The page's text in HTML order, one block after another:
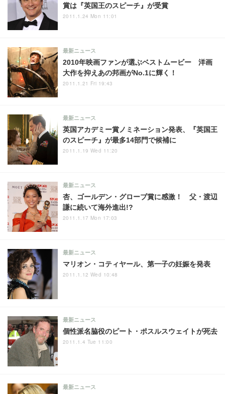
賞は『英国王のスピーチ』が受賞
2011.1.24 Mon 11:01
2010年映画ファンが選ぶベストムービー 洋画
大作を抑えあの邦画がNo.1に輝く！
最新ニュース
2011.1.21 Fri 19:43
英国アカデミー賞ノミネーション発表、『英国王
のスピーチ』が最多14部門で候補に
最新ニュース
2011.1.19 Wed 11:20
杏、ゴールデン・グローブ賞に感激！ 父・渡辺
謙に続いて海外進出!?
最新ニュース
2011.1.17 Mon 17:03
マリオン・コティヤール、第一子の妊娠を発表
最新ニュース
2011.1.12 Wed 10:48
個性派名脇役のピート・ポスルスウェイトが死去
最新ニュース
2011.1.4 Tue 11:00
最新ニュース